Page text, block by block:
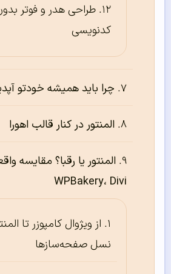
طراحی هدر و فوتر
کدنویسی
چرا باید همیشه خودتو
المنتور در کنار قالب اهورا
المنتور یا رقبا؟ مقایسه
WPBakery، Divi
از ویژوال کامپوزر تا
نسل صفحه‌سازها